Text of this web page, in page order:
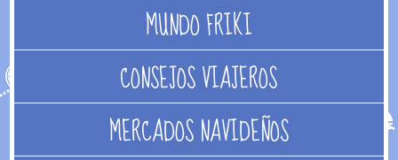
MUNDO FRIKI
CONSEJOS VIAJEROS
MERCADOS NAVIDEÑOS